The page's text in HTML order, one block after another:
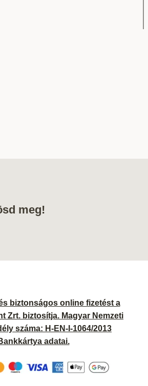
meg!
biztonságos online fizetést a
Zrt. biztosítja. Magyar Nemzeti
száma: H-EN-I-1064/2013
adatai.